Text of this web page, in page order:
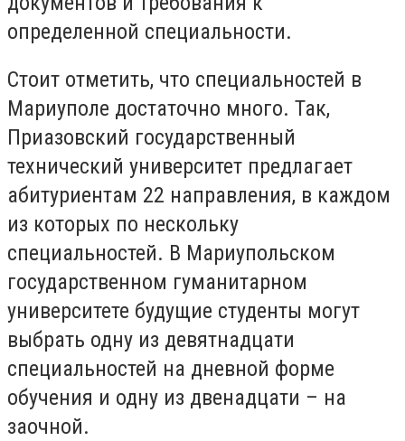
определенной специальности.
Стоит отметить, что специальностей в
Мариуполе достаточно много. Так,
Приазовский государственный
технический университет предлагает
абитуриентам 22 направления, в каждом
из которых по нескольку
специальностей. В Мариупольском
государственном гуманитарном
университете будущие студенты могут
выбрать одну из девятнадцати
специальностей на дневной форме
обучения и одну из двенадцати – на
заочной.